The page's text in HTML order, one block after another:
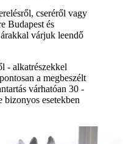
cseréről vagy
Budapest és
várjuk leendő
- alkatrészekkel
a megbeszélt
várhatóan 30 -
bizonyos esetekben